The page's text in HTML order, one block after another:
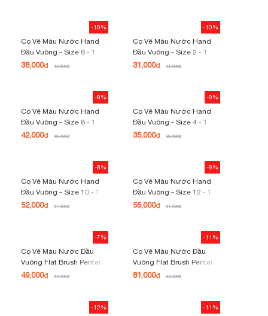
Cọ Vẽ Màu Nước Hand
Đầu Vuông - Size 6 - 1
Cây
38,000₫ 42,500₫
-10%
Cọ Vẽ Màu Nước Hand
Đầu Vuông - Size 2 - 1
Cây
31,000₫ 34,500₫
-10%
Cọ Vẽ Màu Nước Hand
Đầu Vuông - Size 8 - 1
Cây
42,000₫ 46,000₫
-8%
Cọ Vẽ Màu Nước Hand
Đầu Vuông - Size 4 - 1
Cây
35,000₫ 38,500₫
-9%
Cọ Vẽ Màu Nước Hand
Đầu Vuông - Size 10 - 1
Cây
52,000₫ 57,000₫
-8%
Cọ Vẽ Màu Nước Hand
Đầu Vuông - Size 12 - 1
Cây
55,000₫ 61,000₫
-9%
Cọ Vẽ Màu Nước Đầu
Vuông Flat Brush Pentel
Size 4
49,000₫ 53,000₫
-7%
Cọ Vẽ Màu Nước Đầu
Vuông Flat Brush Pentel
Size 10
81,000₫ 92,000₫
-11%
-12% -11%